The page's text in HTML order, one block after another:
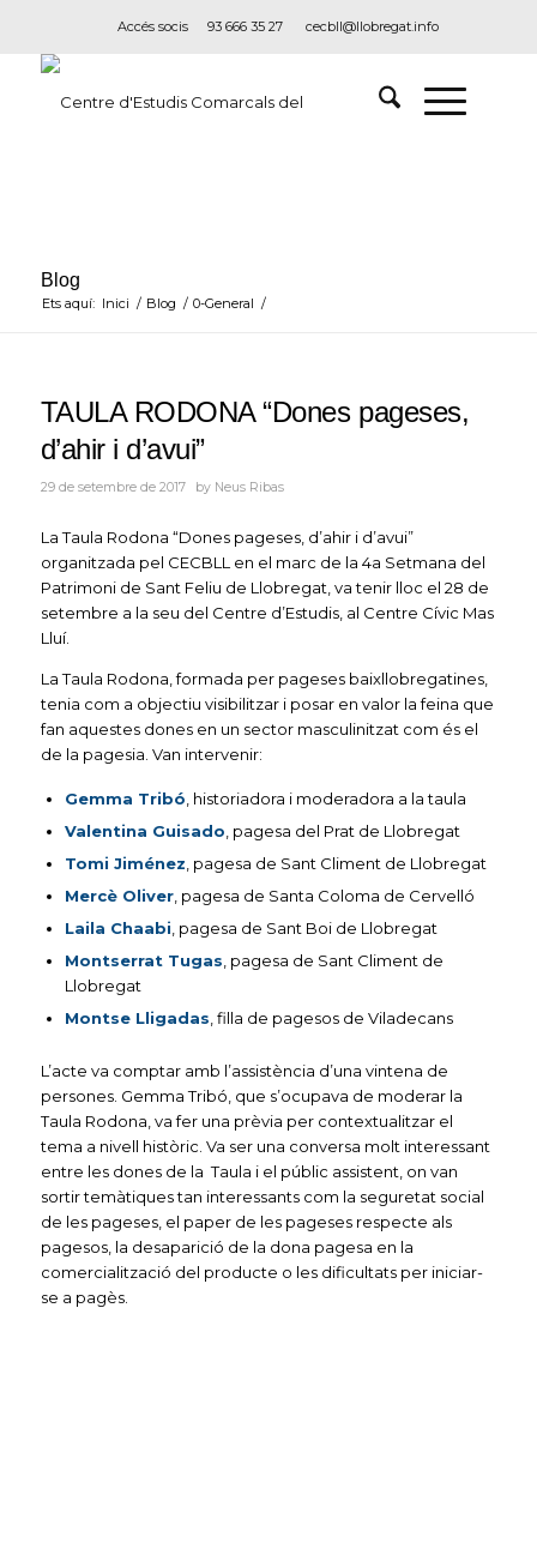
Accés socis 93 666 35 27 cecbll@llobregat.info
Blog
Ets aquí: Inici / Blog / 0-General /
TAULA RODONA “Dones pageses,
d’ahir i d’avui”
29 de setembre de 2017 by Neus Ribas
La Taula Rodona “Dones pageses, d’ahir i d’avui”
organitzada pel CECBLL en el marc de la 4a Setmana del
Patrimoni de Sant Feliu de Llobregat, va tenir lloc el 28 de
setembre a la seu del Centre d’Estudis, al Centre Cívic Mas
Lluí.
La Taula Rodona, formada per pageses baixllobregatines,
tenia com a objectiu visibilitzar i posar en valor la feina que
fan aquestes dones en un sector masculinitzat com és el
de la pagesia. Van intervenir:
Gemma Tribó , historiadora i moderadora a la taula
Valentina Guisado , pagesa del Prat de Llobregat
Tomi Jiménez , pagesa de Sant Climent de Llobregat
Mercè Oliver, pagesa de Santa Coloma de Cervelló
Laila Chaabi , pagesa de Sant Boi de Llobregat
Montserrat Tugas , pagesa de Sant Climent de
Llobregat
Montse Lligadas , filla de pagesos de Viladecans
L’acte va comptar amb l’assistència d’una vintena de
persones. Gemma Tribó, que s’ocupava de moderar la
Taula Rodona, va fer una prèvia per contextualitzar el
tema a nivell històric. Va ser una conversa molt interessant
entre les dones de la Taula i el públic assistent, on van
sortir temàtiques tan interessants com la seguretat social
de les pageses, el paper de les pageses respecte als
pagesos, la desaparició de la dona pagesa en la
comercialització del producte o les dificultats per iniciar-
se a pagès.